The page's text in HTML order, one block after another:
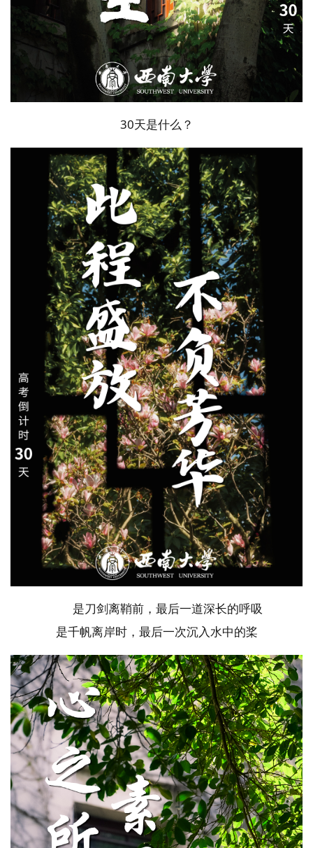
30天是什么？
是刀剑离鞘前，最后一道深长的呼吸
是千帆离岸时，最后一次沉入水中的桨